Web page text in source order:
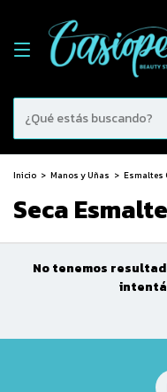
Inicio > Manos y Uñas > Esmaltes
Seca
No tenemos